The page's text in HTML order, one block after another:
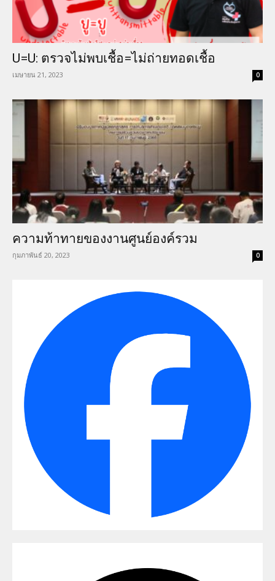
U=U: ตรวจไม่พบเชื้อ=ไม่ถ่ายทอดเชื้อ
เมษายน 21, 2023 0
ความท้าทายของงานศูนย์องค์รวม
กุมภาพันธ์ 20, 2023 0